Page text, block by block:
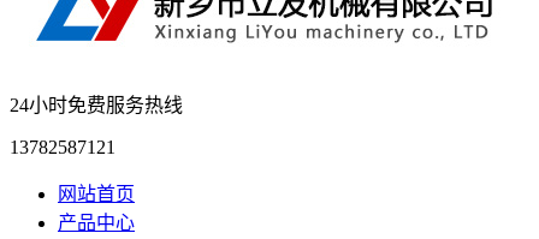
24小时免费服务热线
13782587121
网站首页
产品中心